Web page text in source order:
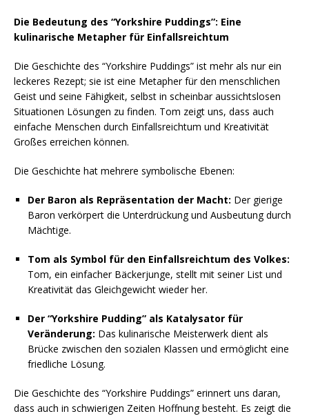
Die Bedeutung des “Yorkshire Puddings”: Eine
kulinarische Metapher für Einfallsreichtum
Die Geschichte des “Yorkshire Puddings” ist mehr als nur ein
leckeres Rezept; sie ist eine Metapher für den menschlichen
Geist und seine Fähigkeit, selbst in scheinbar aussichtslosen
Situationen Lösungen zu finden. Tom zeigt uns, dass auch
einfache Menschen durch Einfallsreichtum und Kreativität
Großes erreichen können.
Die Geschichte hat mehrere symbolische Ebenen:
Der Baron als Repräsentation der Macht: Der gierige
Baron verkörpert die Unterdrückung und Ausbeutung durch
Mächtige.
Tom als Symbol für den Einfallsreichtum des Volkes:
Tom, ein einfacher Bäckerjunge, stellt mit seiner List und
Kreativität das Gleichgewicht wieder her.
Der “Yorkshire Pudding” als Katalysator für
Veränderung: Das kulinarische Meisterwerk dient als
Brücke zwischen den sozialen Klassen und ermöglicht eine
friedliche Lösung.
Die Geschichte des “Yorkshire Puddings” erinnert uns daran,
dass auch in schwierigen Zeiten Hoffnung besteht. Es zeigt die